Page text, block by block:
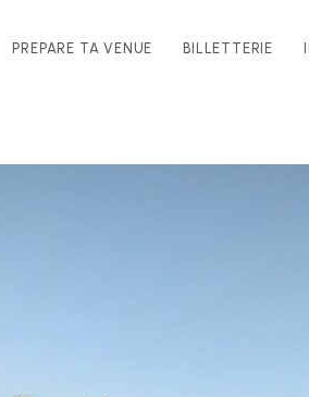
PREPARE TA VENUE BILLETTERIE